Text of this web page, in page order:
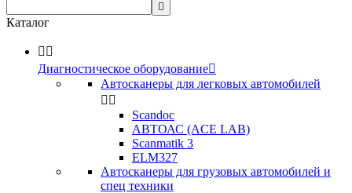

Каталог
 
Диагностическое оборудование
Автосканеры для легковых автомобилей
 
Scandoc
АВТОАС (ACE LAB)
Scanmatik 3
ELM327
Автосканеры для грузовых автомобилей и
спец техники